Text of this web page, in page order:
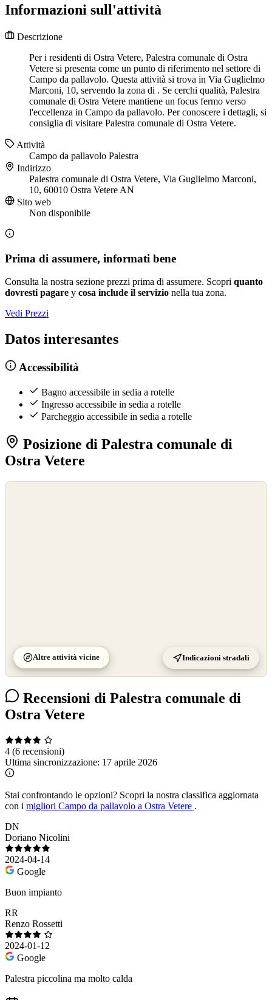
Informazioni sull'attività
Descrizione
Per i residenti di Ostra Vetere, Palestra comunale di Ostra
Vetere si presenta come un punto di riferimento nel settore di
Campo da pallavolo. Questa attività si trova in Via Guglielmo
Marconi, 10, servendo la zona di . Se cerchi qualità, Palestra
comunale di Ostra Vetere mantiene un focus fermo verso
l'eccellenza in Campo da pallavolo. Per conoscere i dettagli, si
consiglia di visitare Palestra comunale di Ostra Vetere.
Attività
Campo da pallavolo Palestra
Indirizzo
Palestra comunale di Ostra Vetere, Via Guglielmo Marconi,
10, 60010 Ostra Vetere AN
Sito web
Non disponibile
Prima di assumere, informati bene
Consulta la nostra sezione prezzi prima di assumere. Scopri quanto
dovresti pagare y cosa include il servizio nella tua zona.
Vedi Prezzi
Datos interesantes
Accessibilità
Bagno accessibile in sedia a rotelle
Ingresso accessibile in sedia a rotelle
Parcheggio accessibile in sedia a rotelle
Posizione di Palestra comunale di
Ostra Vetere
Altre attività vicine Indicazioni stradali
Recensioni di Palestra comunale di
Ostra Vetere
4 (6 recensioni)
Ultima sincronizzazione: 17 aprile 2026
Stai confrontando le opzioni? Scopri la nostra classifica aggiornata
con i migliori Campo da pallavolo a Ostra Vetere .
DN
Doriano Nicolini
2024-04-14
Google
Buon impianto
RR
Renzo Rossetti
2024-01-12
Google
Palestra piccolina ma molto calda